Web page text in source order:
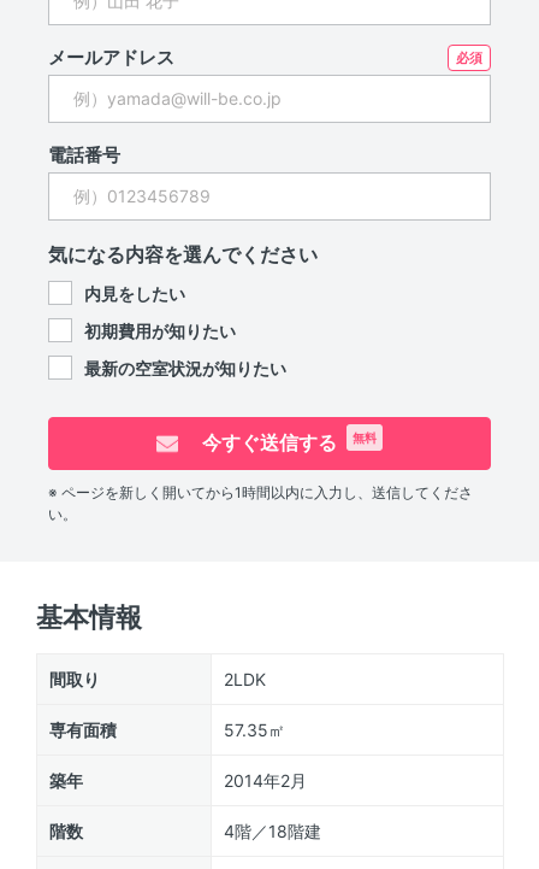
メールアドレス
電話番号
気になる内容を選んでください
内見をしたい
初期費用が知りたい
最新の空室状況が知りたい
今すぐ送信する 無料
※ ページを新しく開いてから1時間以内に入力し、送信してくださ
い。
基本情報
間取り 2LDK
専有面積 57.35㎡
築年 2014年2月
階数 4階／18階建